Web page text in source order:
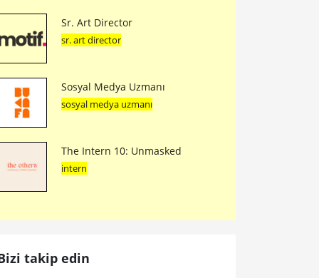
Sr. Art Director
sr. art director
Sosyal Medya Uzmanı
sosyal medya uzmanı
The Intern 10: Unmasked
intern
takip edin